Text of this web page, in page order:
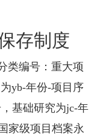
存制度
类编号：重大项
yb-年份-项目序
基础研究为jc-年
家级项目档案永